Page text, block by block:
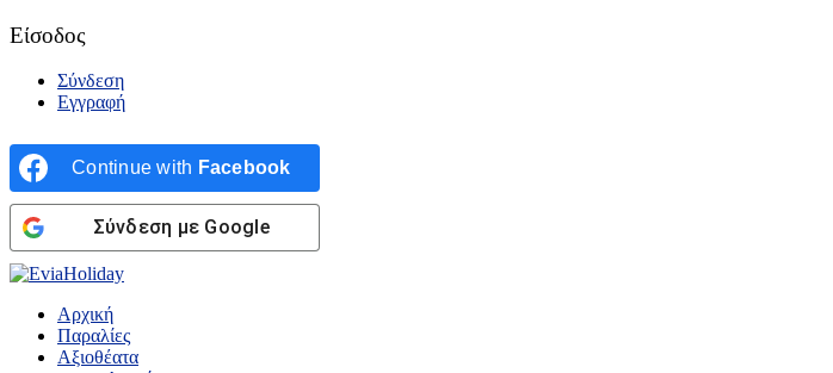
Είσοδος
Σύνδεση
Εγγραφή
Continue with Facebook
Σύνδεση με Google
Αρχική
Παραλίες
Αξιοθέατα